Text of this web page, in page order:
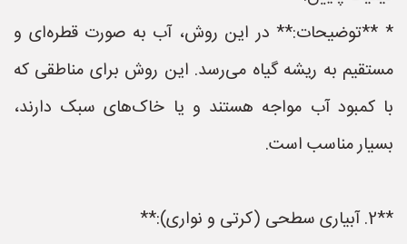
* **توضیحات:** در این روش، آب به صورت قطره‌ای و
مستقیم به ریشه گیاه می‌رسد. این روش برای مناطقی که
با کمبود آب مواجه هستند و یا خاک‌های سبک دارند،
بسیار مناسب است.
**2. آبیاری سطحی (کرتی و نواری):**